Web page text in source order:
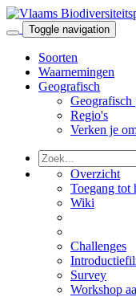
Toggle navigation
Soorten
Waarnemingen
Geografisch
Geografisch
Regio's
Verken je
Overzicht
Toegang tot
Wiki
Challenges
Survey
Workshop